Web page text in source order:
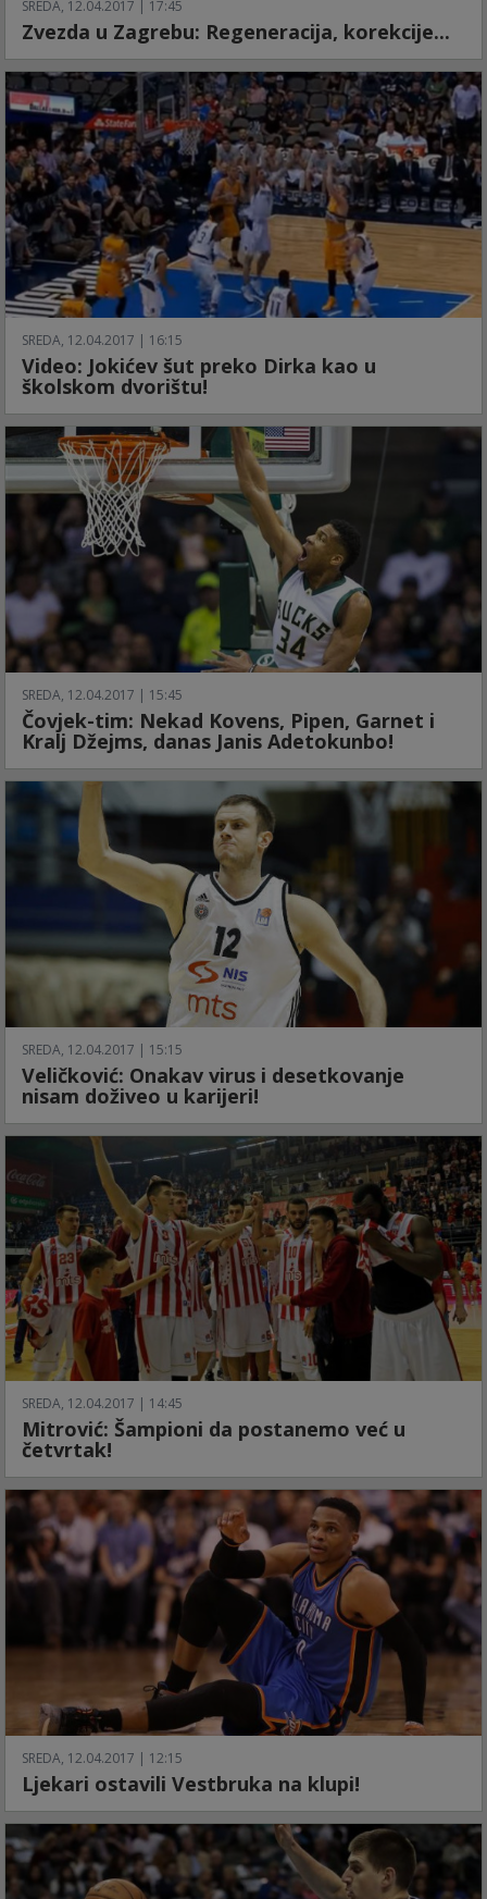
SREDA, 12.04.2017 | 17:45
Zvezda u Zagrebu: Regeneracija, korekcije...
SREDA, 12.04.2017 | 16:15
Video: Jokićev šut preko Dirka kao u
školskom dvorištu!
SREDA, 12.04.2017 | 15:45
Čovjek-tim: Nekad Kovens, Pipen, Garnet i
Kralj Džejms, danas Janis Adetokunbo!
SREDA, 12.04.2017 | 15:15
Veličković: Onakav virus i desetkovanje
nisam doživeo u karijeri!
SREDA, 12.04.2017 | 14:45
Mitrović: Šampioni da postanemo već u
četvrtak!
SREDA, 12.04.2017 | 12:15
Ljekari ostavili Vestbruka na klupi!